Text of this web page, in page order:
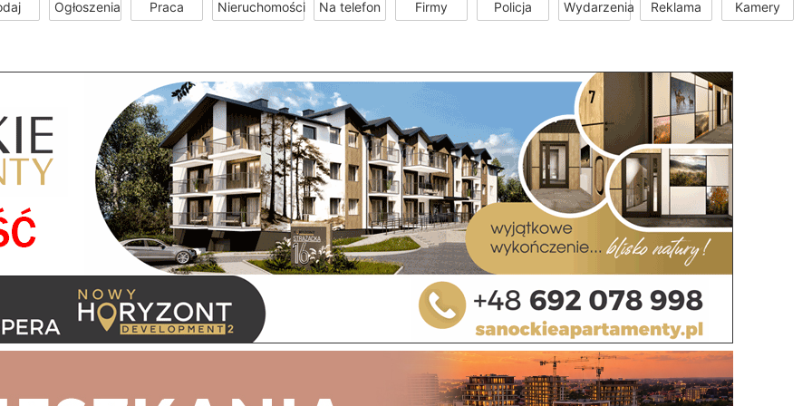
Ogłoszenia Praca Nieruchomości Na telefon Firmy Policja Wydarzenia Reklama Kamery